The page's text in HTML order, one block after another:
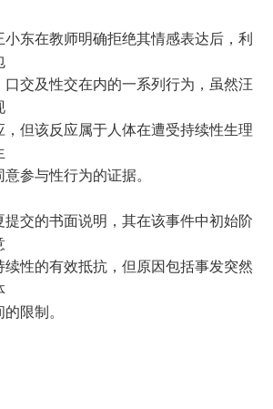
在教师明确拒绝其情感表达后，利
交及性交在内的一系列行为，虽然汪
，但该反应属于人体在遭受持续性生理
参与性行为的证据。
交的书面说明，其在该事件中初始阶
续性的有效抵抗，但原因包括事发突然
限制。